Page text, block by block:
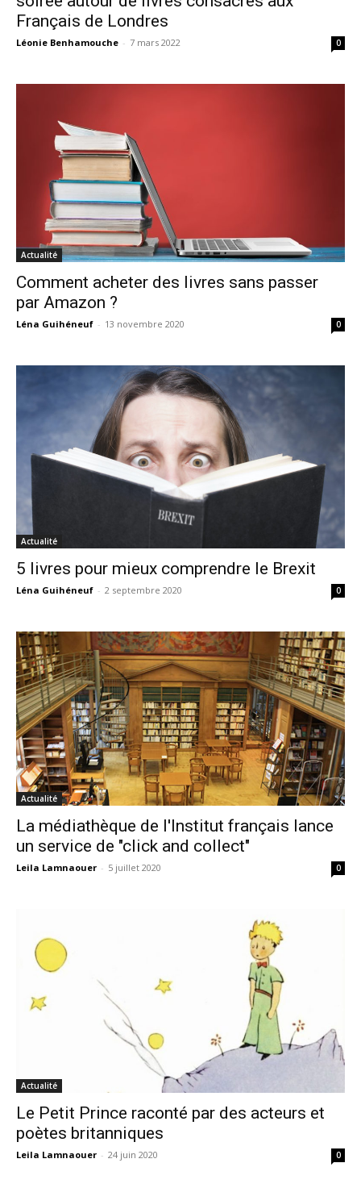
Français de Londres
Léonie Benhamouche - 7 mars 2022 0
Actualité
Comment acheter des livres sans passer
par Amazon ?
Léna Guihéneuf - 13 novembre 2020 0
Actualité
5 livres pour mieux comprendre le Brexit
Léna Guihéneuf - 2 septembre 2020 0
Actualité
La médiathèque de l'Institut français lance
un service de "click and collect"
Leila Lamnaouer - 5 juillet 2020 0
Actualité
Le Petit Prince raconté par des acteurs et
poètes britanniques
Leila Lamnaouer - 24 juin 2020 0